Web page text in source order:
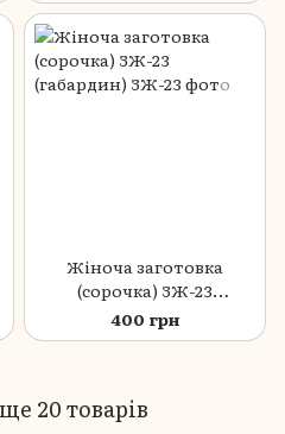
Жіноча заготовка
(сорочка) ЗЖ-23
(габардин)
400 грн
20 товарів